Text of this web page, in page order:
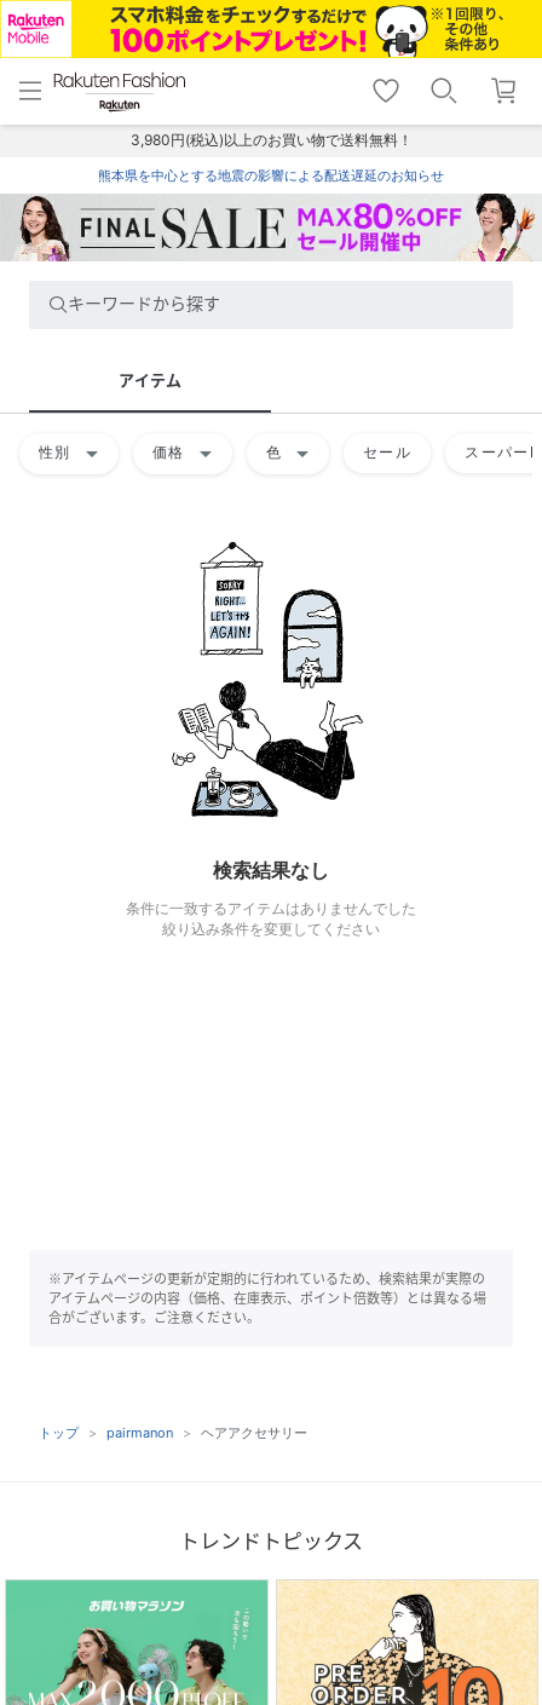
menu home
トップ
shopping_cart lock_outline
ログイン
3,980円(税込)以上のお買い物で送料無料！
熊本県を中心とする地震の影響による配送遅延のお知らせ
キーワードから探す
アイテム
性別 arrow_drop_down 価格 arrow_drop_down 色 arrow_drop_down セール スーパー
検索結果なし
条件に一致するアイテムはありませんでした
絞り込み条件を変更してください
※アイテムページの更新が定期的に行われているため、検索結果が実際の
アイテムページの内容（価格、在庫表示、ポイント倍数等）とは異なる場
合がございます。ご注意ください。
トップ pairmanon ヘアアクセサリー
トレンドトピックス